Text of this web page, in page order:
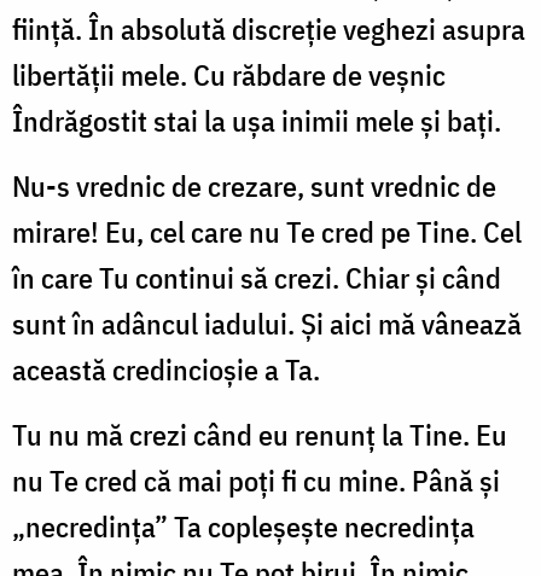
ființă. În absolută discreție veghezi asupra
libertății mele. Cu răbdare de veșnic
Îndrăgostit stai la ușa inimii mele și bați.
Nu-s vrednic de crezare, sunt vrednic de
mirare! Eu, cel care nu Te cred pe Tine. Cel
în care Tu continui să crezi. Chiar și când
sunt în adâncul iadului. Și aici mă vânează
această credincioșie a Ta.
Tu nu mă crezi când eu renunț la Tine. Eu
nu Te cred că mai poți fi cu mine. Până și
„necredința” Ta copleșește necredința